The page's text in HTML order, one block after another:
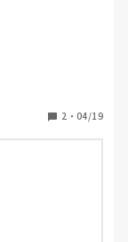
夜勤は基本1
た経緯もあり、
で入職した人は
つ、こちらで何
ろで、日勤で
した。
2 ・ 04/19